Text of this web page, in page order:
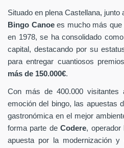
Situado en plena Castellana, junto
Bingo Canoees mucho más que
en 1978, se ha consolidado
capital, destacando por su
para entregar cuantiosos
más de 150.000€.
Con más de 400.000 visitantes
emoción del bingo, las apuestas
gastronómica en el mejor
forma parte deCodere, operador
apuesta por la modernización